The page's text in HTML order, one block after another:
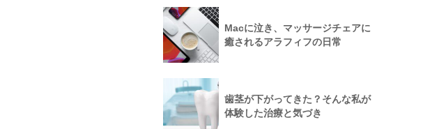
Macに泣き、マッサージチェアに
癒されるアラフィフの日常
歯茎が下がってきた？そんな私が
体験した治療と気づき